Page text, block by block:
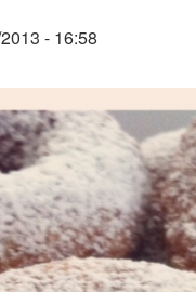
- 16:58